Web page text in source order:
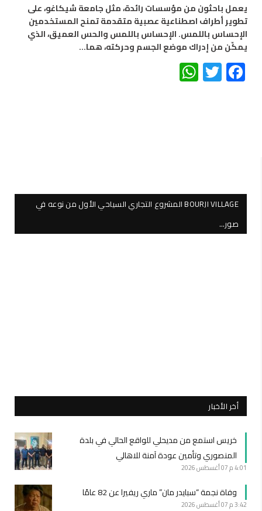
يعمل باحثون من مؤسسات رائدة، مثل جامعة شيكاغو، على
تطوير أطراف اصطناعية عصبية متقدمة تمنح المستخدمين
الإحساس باللمس. الإحساس باللمس والحس العميق، الذي
يمكّن من إدراك موضع الجسم وحركته، هما…
Facebook
Twitter
BOURJI VILLAGE المشروع التجاري السياحي الأول من نوعه في
صور…
أخر الأخبار
خريس استمع من مديحلي للواقع الحالي في بلدة
المنصوري وتأمين عودة آمنة للاهالي
4:01 م 07 أغسطس 2026
وفاة نجمة “سبايدر مان” ماري ريفيرا عن 82 عامًا
3:42 م 07 أغسطس 2026